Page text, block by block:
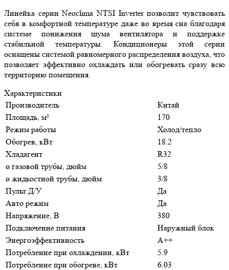
Линейка серии Neoclima NTSI Inverter позволит чувствовать
себя в комфортной температуре даже во время сна благодаря
системе понижения шума вентилятора и поддержке
стабильной температуры. Кондиционеры этой серии
оснащены системой равномерного распределения воздуха, что
позволяет эффективно охлаждать или обогревать сразу всю
территорию помещения.
Характеристики
Производитель
Китай
Площадь, м²
170
Режим работы
Холод/тепло
Обогрев, кВт
18.2
Хладагент
R32
ø газовой трубы, дюйм
5/8
ø жидкостной трубы, дюйм
3/8
Пульт Д/У
Да
Авто режим
Да
Напряжение, В
380
Подключение питания
Наружный блок
Энергоэффективность
A++
Потребление при охлаждении, кВт
5.9
Потребление при обогреве, кВт
6.03